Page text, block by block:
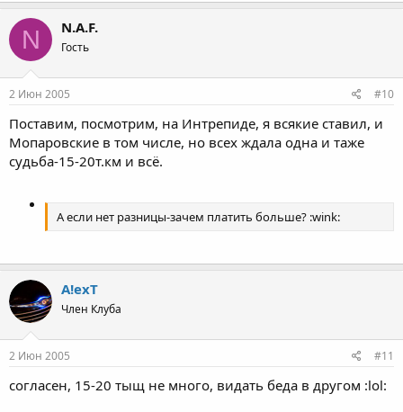
N N.A.F.
Гость
2 Июн 2005 #10
Поставим, посмотрим, на Интрепиде, я всякие ставил, и
Мопаровские в том числе, но всех ждала одна и таже
судьба-15-20т.км и всё.
А если нет разницы-зачем платить больше? :wink:
A!exT
Член Клуба
2 Июн 2005 #11
согласен, 15-20 тыщ не много, видать беда в другом :lol: